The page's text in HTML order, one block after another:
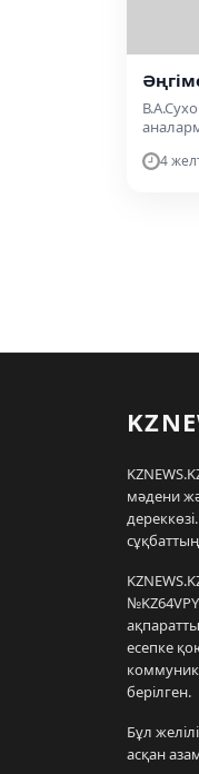
4
мәдени
есепке
берілген.
Бұл
асқан